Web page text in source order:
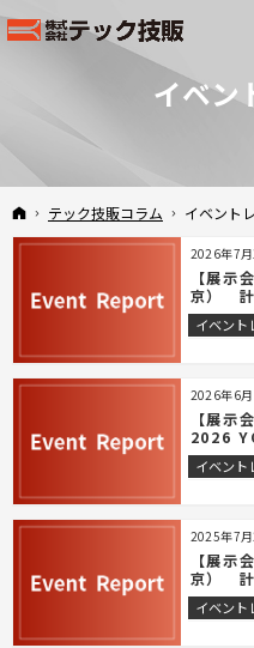
イベン
ホーム
テック技販コラム イベント
2026年7
【展示
京） 計
イベント
2026年6
【展示
2026
イベント
2025年7
【展示
京） 計
イベント